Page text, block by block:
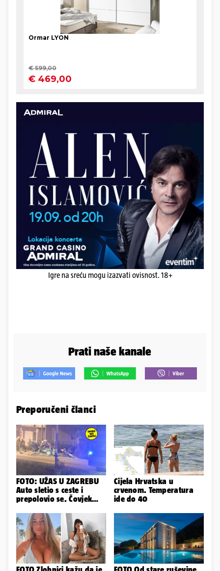
Igre na sreću mogu izazvati ovisnost. 18+
Prati naše kanale
Preporučeni članci
FOTO: UŽAS U ZAGREBU
Auto sletio s ceste i
prepolovio se. Čovjek
Cijela Hrvatska u
crvenom. Temperatura
ide do 40